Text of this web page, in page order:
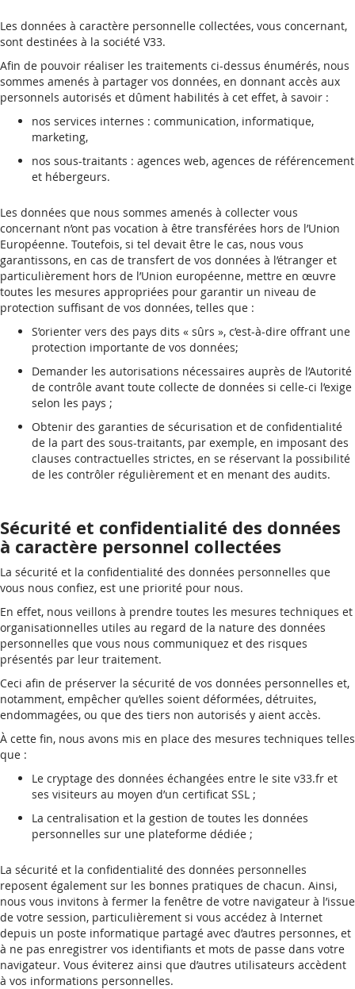
Les données à caractère personnelle collectées, vous concernant,
sont destinées à la société V33.
Afin de pouvoir réaliser les traitements ci-dessus énumérés, nous
sommes amenés à partager vos données, en donnant accès aux
personnels autorisés et dûment habilités à cet effet, à savoir :
nos services internes : communication, informatique,
marketing,
nos sous-traitants : agences web, agences de référencement
et hébergeurs.
Les données que nous sommes amenés à collecter vous
concernant n’ont pas vocation à être transférées hors de l’Union
Européenne. Toutefois, si tel devait être le cas, nous vous
garantissons, en cas de transfert de vos données à l’étranger et
particulièrement hors de l’Union européenne, mettre en œuvre
toutes les mesures appropriées pour garantir un niveau de
protection suffisant de vos données, telles que :
S’orienter vers des pays dits « sûrs », c’est-à-dire offrant une
protection importante de vos données;
Demander les autorisations nécessaires auprès de l’Autorité
de contrôle avant toute collecte de données si celle-ci l’exige
selon les pays ;
Obtenir des garanties de sécurisation et de confidentialité
de la part des sous-traitants, par exemple, en imposant des
clauses contractuelles strictes, en se réservant la possibilité
de les contrôler régulièrement et en menant des audits.
Sécurité et confidentialité des données
à caractère personnel collectées
La sécurité et la confidentialité des données personnelles que
vous nous confiez, est une priorité pour nous.
En effet, nous veillons à prendre toutes les mesures techniques et
organisationnelles utiles au regard de la nature des données
personnelles que vous nous communiquez et des risques
présentés par leur traitement.
Ceci afin de préserver la sécurité de vos données personnelles et,
notamment, empêcher qu’elles soient déformées, détruites,
endommagées, ou que des tiers non autorisés y aient accès.
À cette fin, nous avons mis en place des mesures techniques telles
que :
Le cryptage des données échangées entre le site v33.fr et
ses visiteurs au moyen d’un certificat SSL ;
La centralisation et la gestion de toutes les données
personnelles sur une plateforme dédiée ;
La sécurité et la confidentialité des données personnelles
reposent également sur les bonnes pratiques de chacun. Ainsi,
nous vous invitons à fermer la fenêtre de votre navigateur à l’issue
de votre session, particulièrement si vous accédez à Internet
depuis un poste informatique partagé avec d’autres personnes, et
à ne pas enregistrer vos identifiants et mots de passe dans votre
navigateur. Vous éviterez ainsi que d’autres utilisateurs accèdent
à vos informations personnelles.